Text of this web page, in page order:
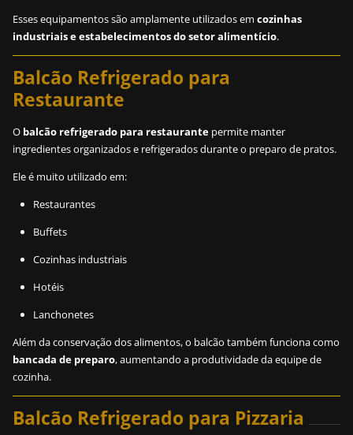
Esses equipamentos são amplamente utilizados emcozinhas
industriais e estabelecimentos do setor alimentício.
Balcão Refrigerado para
Restaurante
O balcão refrigerado para restaurante permite manter
ingredientes organizados e refrigerados durante o preparo de pratos.
Ele é muito utilizado em:
Restaurantes
Buffets
Cozinhas industriais
Hotéis
Lanchonetes
Além da conservação dos alimentos, o balcão também funciona como
bancada de preparo, aumentando a produtividade da equipe de
cozinha.
Balcão Refrigerado para Pizzaria